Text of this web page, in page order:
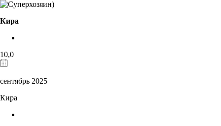
Кира
10,0
сентябрь 2025
Кира